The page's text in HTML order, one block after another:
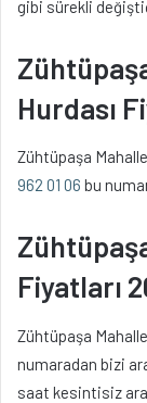
gibi sürekli
Hurdası
Zühtüpaşa
962 01 06 bu
Fiyatları
Zühtüpaşa
numaradan bizi
saat kesintisiz